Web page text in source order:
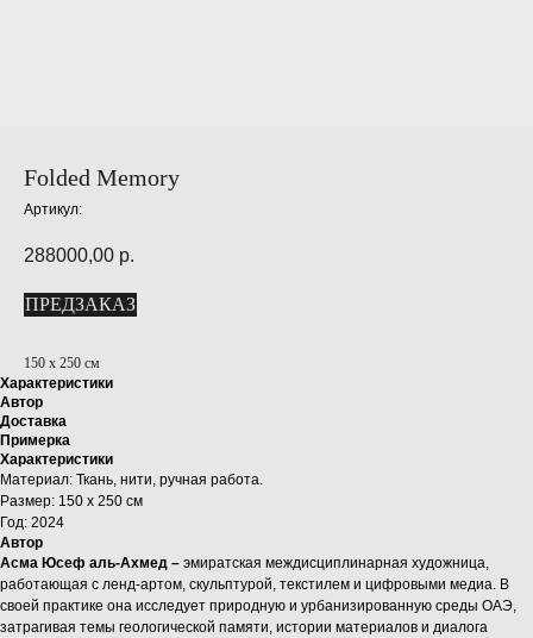
Folded Memory
Артикул:
288000,00 р.
ПРЕДЗАКАЗ
150 х 250 см
Характеристики
Автор
Доставка
Примерка
Характеристики
Материал: Ткань, нити, ручная работа.
Размер: 150 х 250 см
Год: 2024
Автор
Асма Юсеф аль-Ахмед – эмиратская междисциплинарная художница,
работающая с ленд-артом, скульптурой, текстилем и цифровыми медиа. В
своей практике она исследует природную и урбанизированную среды ОАЭ,
затрагивая темы геологической памяти, истории материалов и диалога